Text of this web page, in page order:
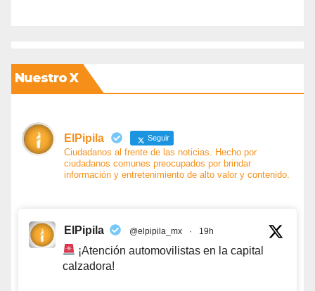
Nuestro X
ElPipila Seguir
Ciudadanos al frente de las noticias. Hecho por
ciudadanos comunes preocupados por brindar
información y entretenimiento de alto valor y contenido.
ElPipila @elpipila_mx · 19h
¡Atención automovilistas en la capital
calzadora!